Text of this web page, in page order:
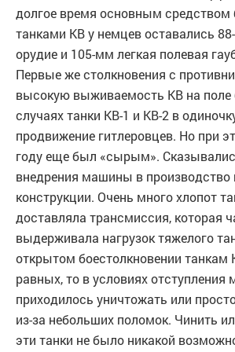
долгое время основным средством
танками КВ у немцев оставались
орудие и 105-мм легкая полевая
Первые же столкновения с
высокую выживаемость КВ на поле
случаях танки КВ-1 и КВ-2 в
продвижение гитлеровцев. Но при
году еще был «сырым».
внедрения машины в производство
конструкции. Очень много хлопот
доставляла трансмиссия, которая
выдерживала нагрузок тяжелого
открытом боестолкновении танкам
равных, то в условиях
приходилось уничтожать или
из-за небольших поломок. Чинить
эти танки не было никакой